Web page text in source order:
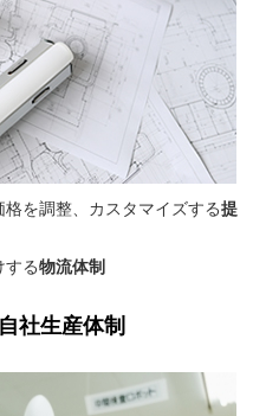
を調整、カスタマイズする提
する物流体制
自社生産体制